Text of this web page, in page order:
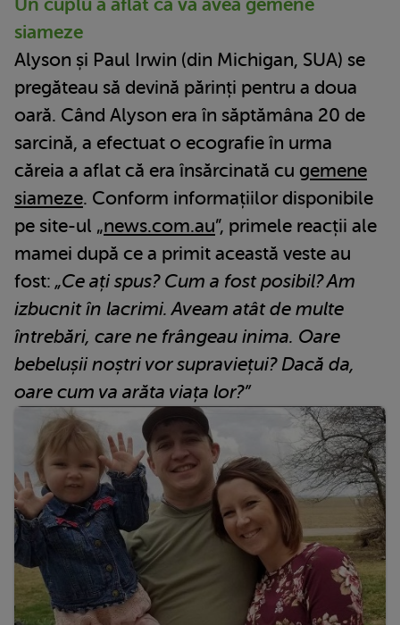
siameze
Alyson și Paul Irwin (din Michigan, SUA) se
pregăteau să devină părinți pentru a doua
oară. Când Alyson era în săptămâna 20 de
sarcină, a efectuat o ecografie în urma
căreia a aflat că era însărcinată cu gemene
siameze. Conform informațiilor disponibile
pe site-ul „news.com.au”, primele reacții ale
mamei după ce a primit această veste au
fost: „Ce ați spus? Cum a fost posibil? Am
izbucnit în lacrimi. Aveam atât de multe
întrebări, care ne frângeau inima. Oare
bebelușii noștri vor supraviețui? Dacă da,
oare cum va arăta viața lor?”